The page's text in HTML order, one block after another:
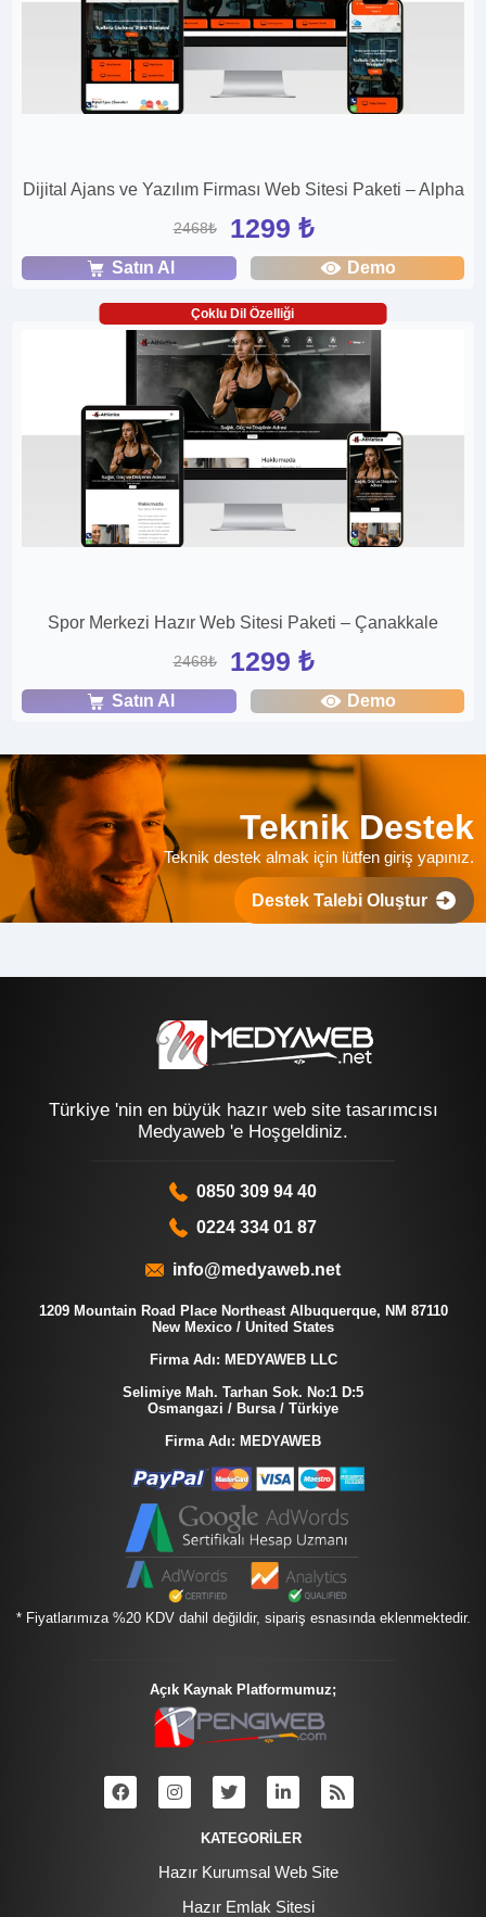
Dijital Ajans ve Yazılım Firması Web Sitesi Paketi – Alpha
2468₺ 1299 ₺
Satın Al Demo
Çoklu Dil Özelliği
Spor Merkezi Hazır Web Sitesi Paketi – Çanakkale
2468₺ 1299 ₺
Satın Al Demo
Teknik Destek
Teknik destek almak için lütfen giriş yapınız.
Destek Talebi Oluştur
Türkiye 'nin en büyük hazır web site tasarımcısı
Medyaweb 'e Hoşgeldiniz.
0850 309 94 40
0224 334 01 87
info@medyaweb.net
1209 Mountain Road Place Northeast Albuquerque, NM 87110
New Mexico / United States
Firma Adı: MEDYAWEB LLC
Selimiye Mah. Tarhan Sok. No:1 D:5
Osmangazi / Bursa / Türkiye
Firma Adı: MEDYAWEB
* Fiyatlarımıza %20 KDV dahil değildir, sipariş esnasında eklenmektedir.
Açık Kaynak Platformumuz;
KATEGORİLER
Hazır Kurumsal Web Site
Hazır Emlak Sitesi